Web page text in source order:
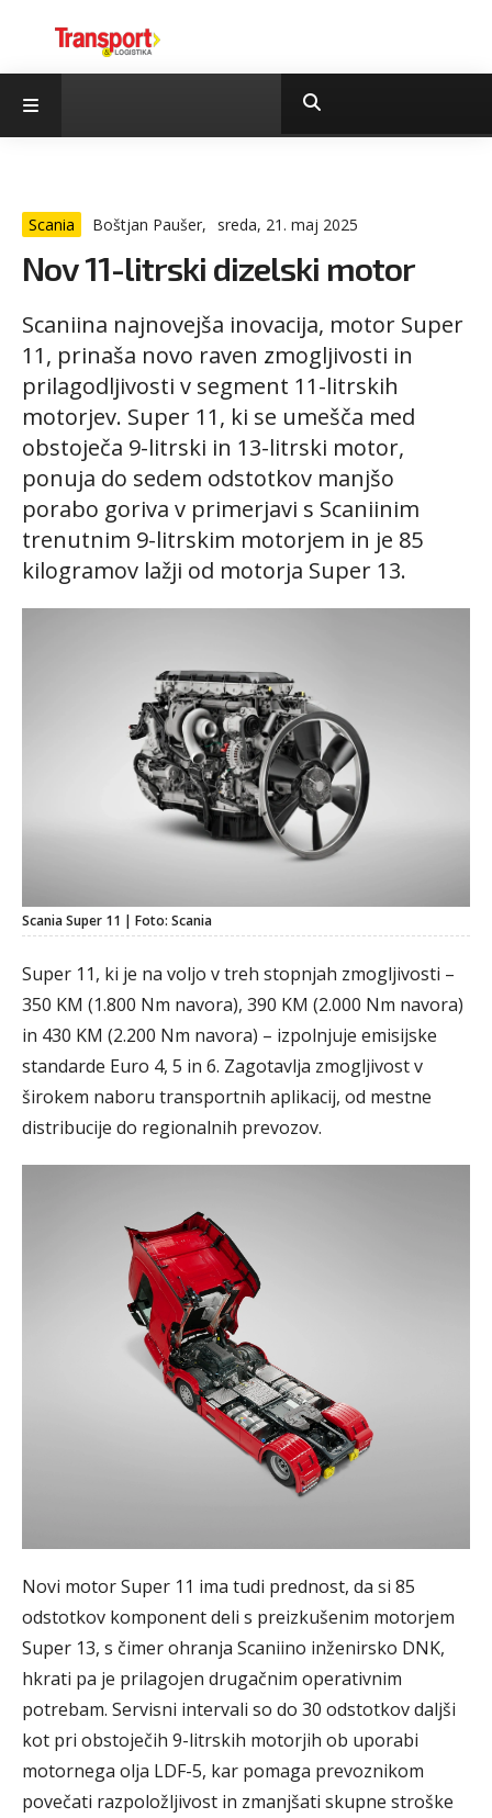
Scania Boštjan Paušer, sreda, 21. maj 2025
Nov 11-litrski dizelski motor
Scaniina najnovejša inovacija, motor Super
11, prinaša novo raven zmogljivosti in
prilagodljivosti v segment 11-litrskih
motorjev. Super 11, ki se umešča med
obstoječa 9-litrski in 13-litrski motor,
ponuja do sedem odstotkov manjšo
porabo goriva v primerjavi s Scaniinim
trenutnim 9-litrskim motorjem in je 85
kilogramov lažji od motorja Super 13.
Scania Super 11 | Foto: Scania
Super 11, ki je na voljo v treh stopnjah zmogljivosti –
350 KM (1.800 Nm navora), 390 KM (2.000 Nm navora)
in 430 KM (2.200 Nm navora) – izpolnjuje emisijske
standarde Euro 4, 5 in 6. Zagotavlja zmogljivost v
širokem naboru transportnih aplikacij, od mestne
distribucije do regionalnih prevozov.
Novi motor Super 11 ima tudi prednost, da si 85
odstotkov komponent deli s preizkušenim motorjem
Super 13, s čimer ohranja Scaniino inženirsko DNK,
hkrati pa je prilagojen drugačnim operativnim
potrebam. Servisni intervali so do 30 odstotkov daljši
kot pri obstoječih 9-litrskih motorjih ob uporabi
motornega olja LDF-5, kar pomaga prevoznikom
povečati razpoložljivost in zmanjšati skupne stroške